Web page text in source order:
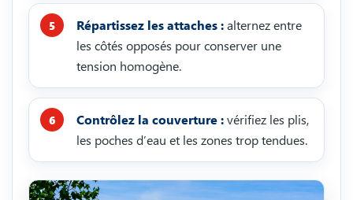
Répartissez les attaches :alternez entre
les côtés opposés pour conserver une
tension homogène.
Contrôlez la couverture :vérifiez les plis,
les poches d’eau et les zones trop tendues.